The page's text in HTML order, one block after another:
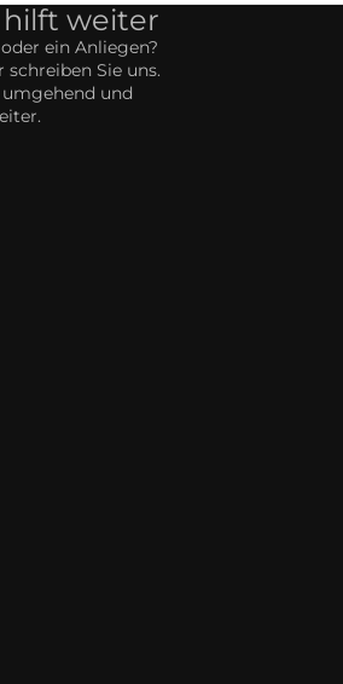
hilft weiter
ein Anliegen?
schreiben Sie uns.
und